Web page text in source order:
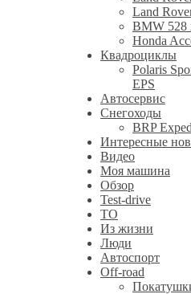
Land
BMW 528
Honda
Квадроциклы
Polaris
EPS
Автосервис
Снегоходы
BRP
Интересные
Видео
Моя машина
Обзор
Test-drive
ТО
Из жизни
Люди
Автоспорт
Off-road